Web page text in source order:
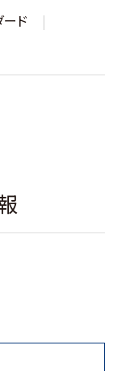
ード